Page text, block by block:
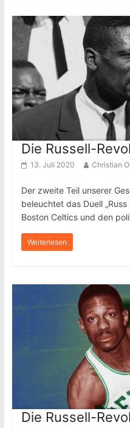
Die Russell-
13. Juli 2020 Christian
Der zweite Teil unserer
beleuchtet das Duell
Boston Celtics und den
Weiterlesen
Die Russell-